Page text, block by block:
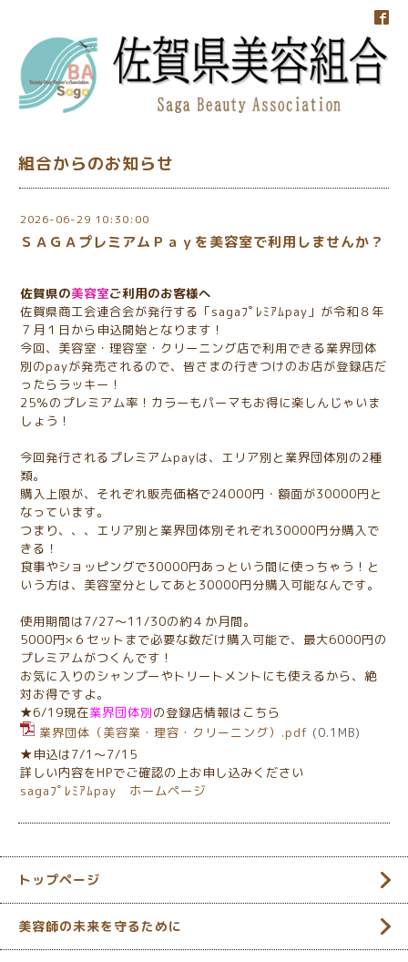
組合からのお知らせ
2026-06-29 10:30:00
ＳＡＧＡプレミアムＰａｙを美容室で利用しませんか？
佐賀県の美容室ご利用のお客様へ
佐賀県商工会連合会が発行する「sagaﾌﾟﾚﾐｱﾑpay」が令和８年
７月１日から申込開始となります！
今回、美容室・理容室・クリーニング店で利用できる業界団体
別のpayが発売されるので、皆さまの行きつけのお店が登録店だ
ったらラッキー！
25％のプレミアム率！カラーもパーマもお得に楽しんじゃいま
しょう！
今回発行されるプレミアムpayは、エリア別と業界団体別の2種
類。
購入上限が、それぞれ販売価格で24000円・額面が30000円と
なっています。
つまり、、、エリア別と業界団体別それぞれ30000円分購入で
きる！
食事やショッピングで30000円あっという間に使っちゃう！と
いう方は、美容室分としてあと30000円分購入可能なんです。
使用期間は7/27～11/30の約４か月間。
5000円×６セットまで必要な数だけ購入可能で、最大6000円の
プレミアムがつくんです！
お気に入りのシャンプーやトリートメントにも使えるから、絶
対お得ですよ。
★6/19現在業界団体別の登録店情報はこちら
業界団体（美容業・理容・クリーニング）.pdf (0.1MB)
★申込は7/1～7/15
詳しい内容をHPでご確認の上お申し込みください
sagaﾌﾟﾚﾐｱﾑpay ホームページ
トップページ
美容師の未来を守るために